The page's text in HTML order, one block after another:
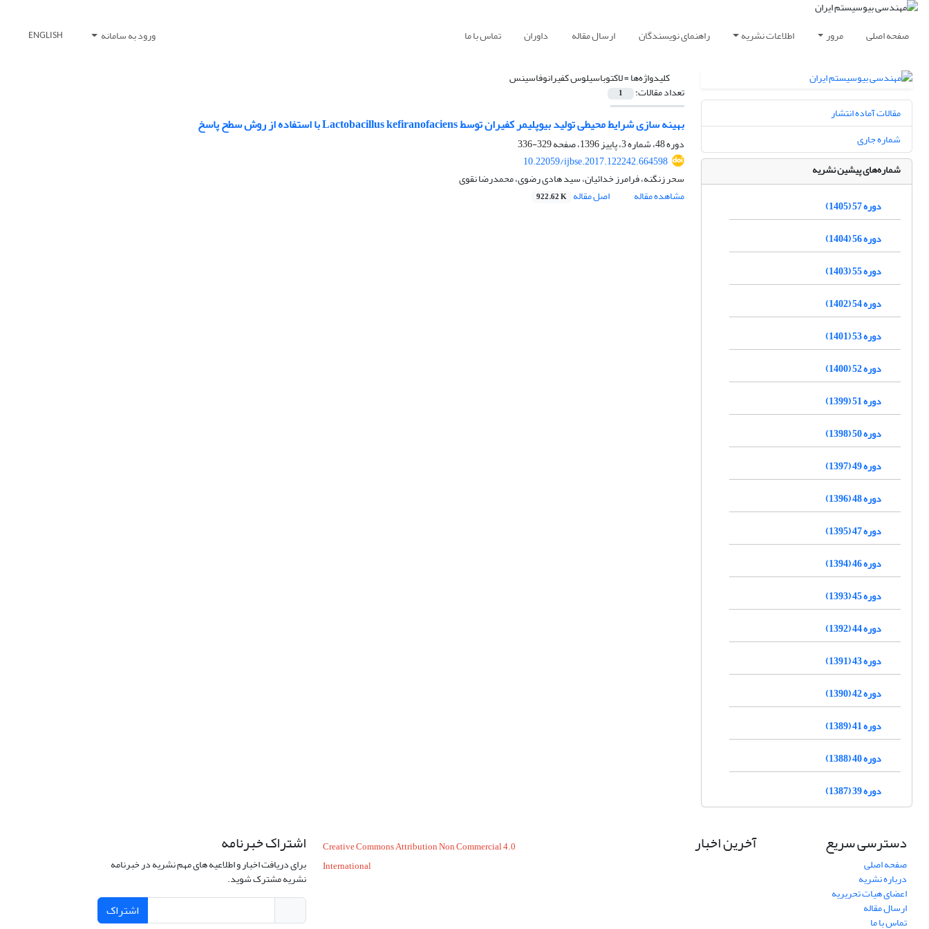
صفحه اصلی مرور اطلاعات نشریه راهنمای نویسندگان ارسال مقاله داوران تماس با ما ورود به سامانه ENGLISH
کلیدواژه‌ها =لاکتوباسیلوس کفیرانوفاسینس
تعداد مقالات: 1
بهینه سازی شرایط محیطی تولید بیوپلیمر کفیران توسط Lactobacillus kefiranofaciens با استفاده از روش سطح پاسخ
دوره 48، شماره 3، پاییز 1396، صفحه
329-336
10.22059/ijbse.2017.122242.664598
سحر زنگنه، فرامرز خدائیان، سید هادی رضوی، محمدرضا نقوی
مشاهده مقاله
اصل مقاله 922.62 K
مقالات آماده انتشار
شماره جاری
شماره‌های پیشین نشریه
دوره 57 (1405)
دوره 56 (1404)
دوره 55 (1403)
دوره 54 (1402)
دوره 53 (1401)
دوره 52 (1400)
دوره 51 (1399)
دوره 50 (1398)
دوره 49 (1397)
دوره 48 (1396)
دوره 47 (1395)
دوره 46 (1394)
دوره 45 (1393)
دوره 44 (1392)
دوره 43 (1391)
دوره 42 (1390)
دوره 41 (1389)
دوره 40 (1388)
دوره 39 (1387)
دسترسی سریع
صفحه اصلی
درباره نشریه
اعضای هیات تحریریه
ارسال مقاله
تماس با ما
آخرین اخبار
Creative Commons Attribution Non Commercial 4.0
International
اشتراک خبرنامه
برای دریافت اخبار و اطلاعیه های مهم نشریه در خبرنامه
نشریه مشترک شوید.
اشتراک